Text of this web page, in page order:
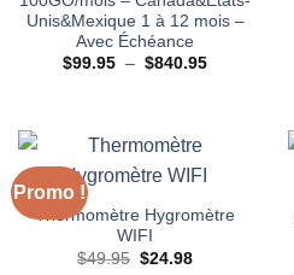
Unis&Mexique 1 à 12 mois –
Avec Échéance
$99.95 – $840.95Plage
Promo !
Thermomètre Hygromètre
WIFI
$49.95 Le
$24.98Le